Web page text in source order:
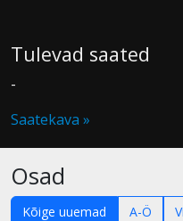
Tulevad saated
-
Saatekava »
Osad
Kõige uuemad A-Ö